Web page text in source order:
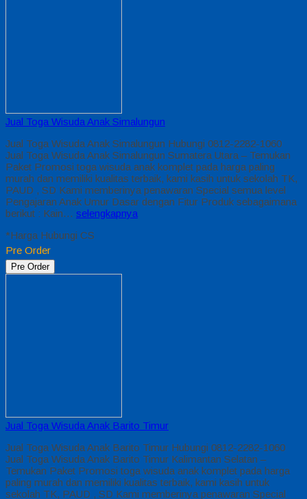
Jual Toga Wisuda Anak Simalungun
Jual Toga Wisuda Anak Simalungun Hubungi 0812-2282-1060
Jual Toga Wisuda Anak Simalungun Sumatera Utara – Temukan
Paket Promosi toga wisuda anak komplet pada harga paling
murah dan memiliki kualitas terbaik, kami kasih untuk sekolah TK,
PAUD , SD Kami memberinya penawaran Special semua level
Pengajaran Anak Umur Dasar dengan Fitur Produk sebagaimana
berikut : Kain… selengkapnya
*Harga Hubungi CS
Pre Order
Pre Order
Jual Toga Wisuda Anak Barito Timur
Jual Toga Wisuda Anak Barito Timur Hubungi 0812-2282-1060
Jual Toga Wisuda Anak Barito Timur Kalimantan Selatan –
Temukan Paket Promosi toga wisuda anak komplet pada harga
paling murah dan memiliki kualitas terbaik, kami kasih untuk
sekolah TK, PAUD , SD Kami memberinya penawaran Special